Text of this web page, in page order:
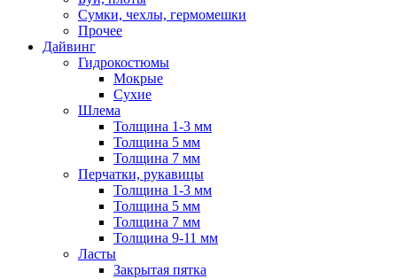
Сумки, чехлы, гермомешки
Прочее
Дайвинг
Гидрокостюмы
Мокрые
Сухие
Шлема
Толщина 1-3 мм
Толщина 5 мм
Толщина 7 мм
Перчатки, рукавицы
Толщина 1-3 мм
Толщина 5 мм
Толщина 7 мм
Толщина 9-11 мм
Ласты
Закрытая пятка